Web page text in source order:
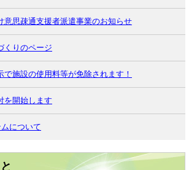
意思疎通支援者派遣事業のお知らせ
くりのページ
で施設の使用料等が免除されます！
を開始します
について